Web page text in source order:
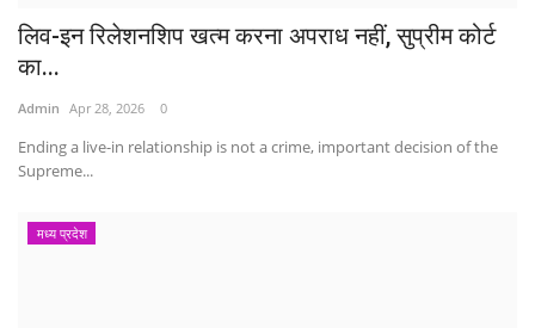
लिव-इन रिलेशनशिप खत्म करना अपराध नहीं, सुप्रीम कोर्ट
का...
Admin Apr 28, 2026 0
Ending a live-in relationship is not a crime, important decision of the
Supreme...
मध्य प्रदेश